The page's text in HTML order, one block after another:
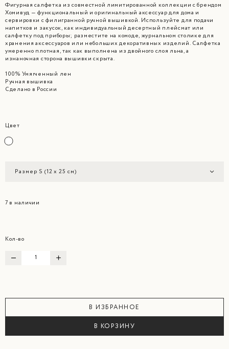
Фигурная салфетка из совместной лимитированной коллекции с брендом
Хомивуд — функциональный и оригинальный аксессуар для дома и
сервировки с филигранной ручной вышивкой. Используйте для подачи
напитков и закусок, как индивидуальный десертный плейсмат или
салфетку под приборы; разместите на комоде, журнальном столике для
хранения аксессуаров или небольших декоративных изделий. Салфетка
умеренно плотная, так как выполнена из двойного слоя льна, а
изнаночная сторона вышивки скрыта.
100% Умягченный лен
Ручная вышивка
Сделано в России
Цвет
Размер S (12 x 25 см)
7 в наличии
Кол-во
В ИЗБРАННОЕ
В КОРЗИНУ